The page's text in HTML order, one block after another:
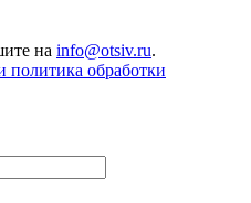
на info@otsiv.ru.
политика обработки